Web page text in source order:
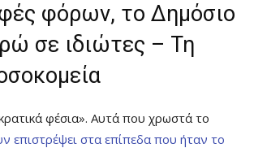
φόρων, το Δημόσιο
σε ιδιώτες – Τη
φέσια». Αυτά που χρωστά το
επιστρέψει στα επίπεδα που ήταν το